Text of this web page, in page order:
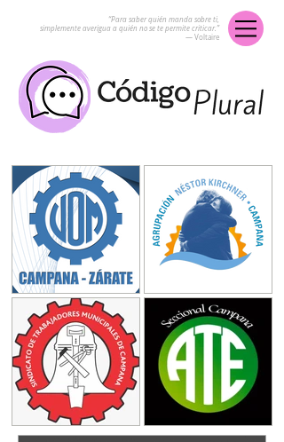
“Para saber quién manda sobre ti,
simplemente averigua a quién no se te permite criticar.”
― Voltaire